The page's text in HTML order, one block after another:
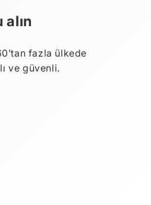
fazla ülkede
ve güvenli.